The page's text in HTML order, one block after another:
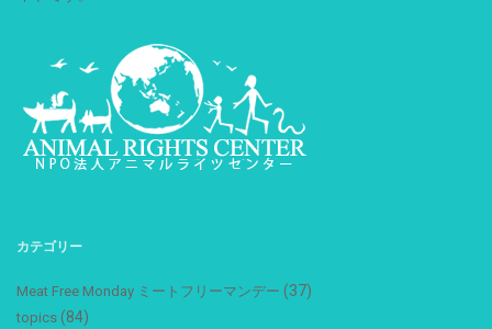
カテゴリー
Meat Free Monday ミートフリーマンデー (37)
topics (84)